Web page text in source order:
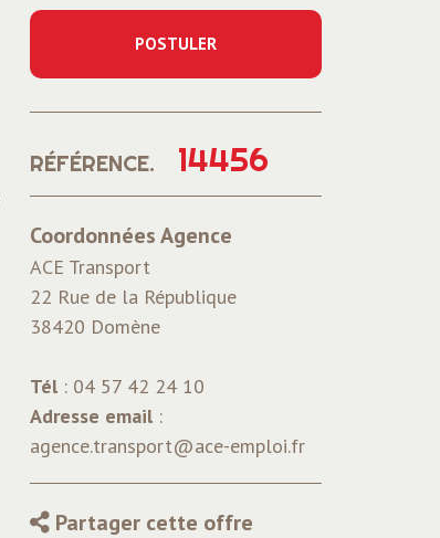
POSTULER
RÉFÉRENCE. 14456
Coordonnées Agence
ACE Transport
22 Rue de la République
38420 Domène
Tél: 04 57 42 24 10
Adresse email:
agence.transport@ace-emploi.fr
Partager cette offre